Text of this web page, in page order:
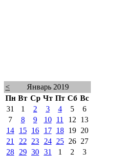
<
Январь 2019
Пн Вт Ср Чт Пт Сб Вс
31
1 2 3 4 5
6
7
8 9 10 11 12
13
14
15 16 17 18 19
20
21
22 23 24 25 26
27
28
29 30 31 1 2
3